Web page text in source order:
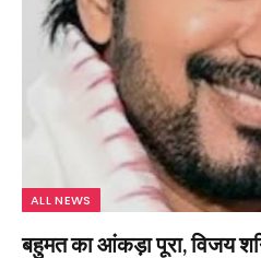
ALL NEWS
बहुमत का आंकड़ा पूरा, विजय